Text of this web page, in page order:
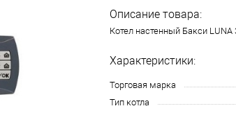
Описание товара:
Котел настенный Бакси
Характеристики:
Торговая марка
Тип котла